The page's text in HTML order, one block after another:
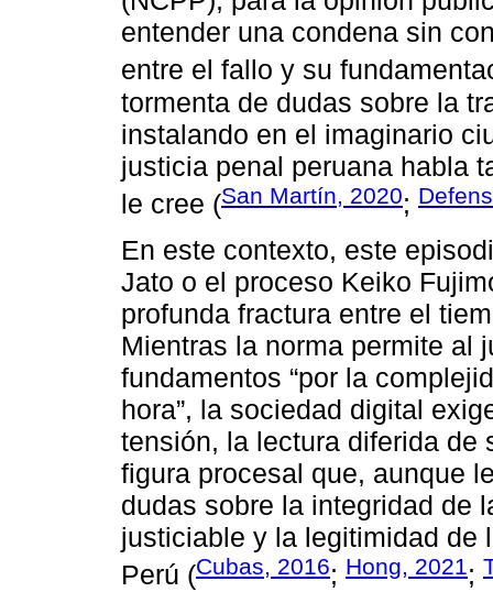
entender una condena sin
entre el fallo y su
tormenta de dudas sobre la
instalando en el imaginario
justicia penal peruana habla
le cree (San Martín, 2020;
En este contexto, este
Jato o el proceso Keiko
profunda fractura entre el
Mientras la norma permite al
fundamentos “por la
hora”, la sociedad digital
tensión, la lectura diferida de
figura procesal que, aunque
dudas sobre la integridad de
justiciable y la legitimidad de
Perú (Cubas, 2016; Hong, 2021;